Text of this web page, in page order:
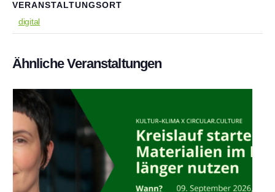
VERANSTALTUNGSORT
digital
Ähnliche Veranstaltungen